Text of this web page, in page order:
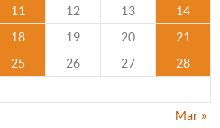
11 12 13
14
18 19 20
21
25 26 27
28
Mar »